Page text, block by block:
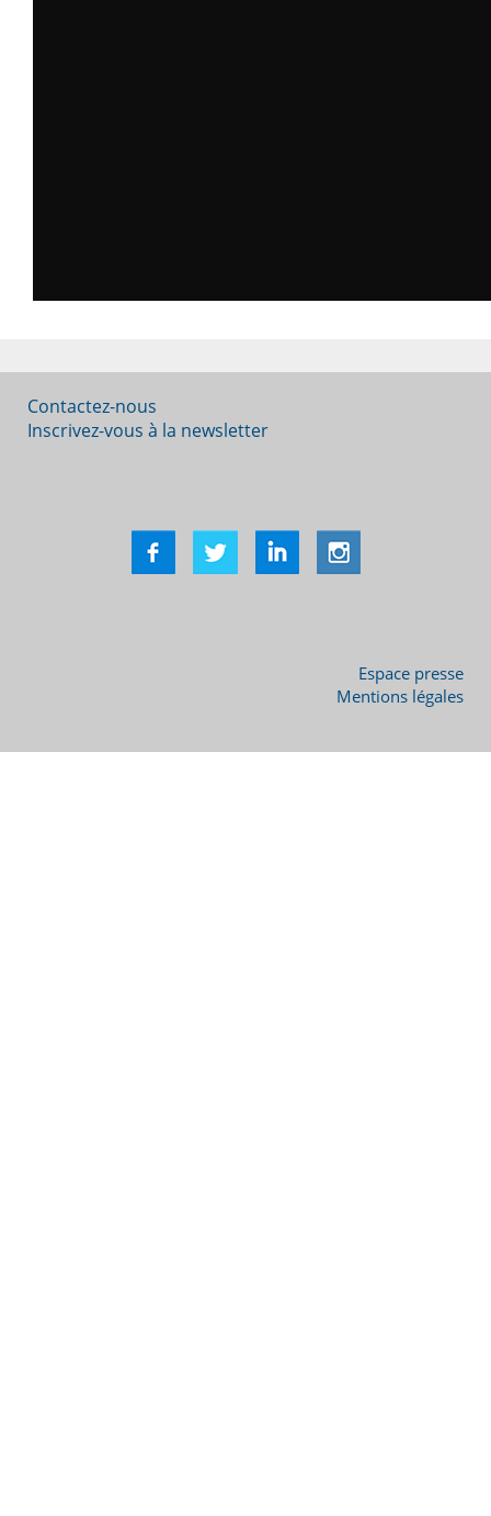
Contactez-nous
Inscrivez-vous à la newsletter
Espace presse
Mentions légales